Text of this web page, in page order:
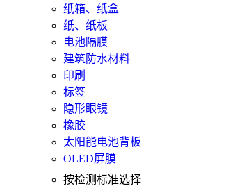
纸箱、纸盒
纸、纸板
电池隔膜
建筑防水材料
印刷
标签
隐形眼镜
橡胶
太阳能电池背板
OLED屏膜
按检测标准选择